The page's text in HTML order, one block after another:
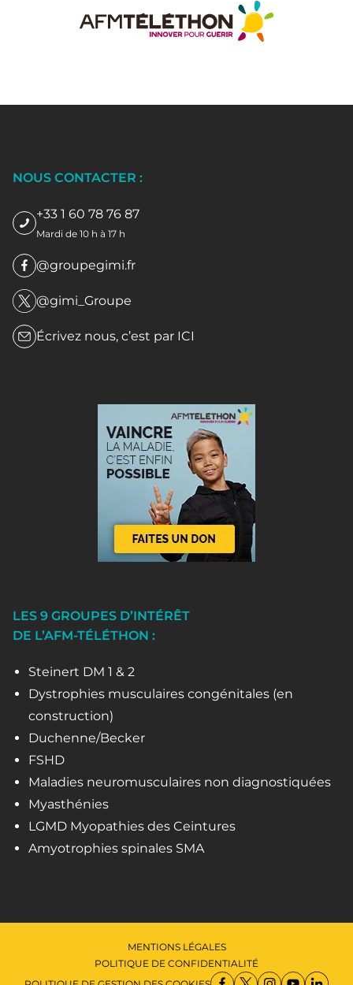
NOUS CONTACTER :
+33 1 60 78 76 87
Mardi de 10 h à 17 h
@groupegimi.fr
@gimi_Groupe
Écrivez nous, c’est par ICI
LES 9 GROUPES D’INTÉRÊT
DE L’AFM-TÉLÉTHON :
Steinert DM 1 & 2
Dystrophies musculaires congénitales (en
construction)
Duchenne/Becker
FSHD
Maladies neuromusculaires non diagnostiquées
Myasthénies
LGMD Myopathies des Ceintures
Amyotrophies spinales SMA
MENTIONS LÉGALES
POLITIQUE DE CONFIDENTIALITÉ